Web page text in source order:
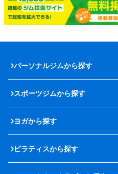
パーソナルジムから探す
スポーツジムから探す
ヨガから探す
ピラティスから探す